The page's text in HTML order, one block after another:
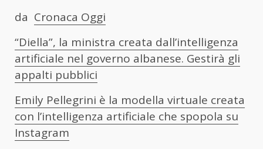
da Cronaca Oggi
“Diella”, la ministra creata dall’intelligenza
artificiale nel governo albanese. Gestirà gli
appalti pubblici
Emily Pellegrini è la modella virtuale creata
con l’intelligenza artificiale che spopola su
Instagram